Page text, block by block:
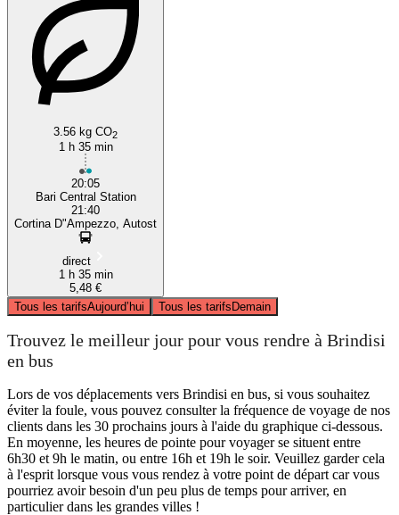
3.56 kg CO2
1 h 35 min
20:05
Bari Central Station
21:40
Cortina D"Ampezzo, Autost
direct
1 h 35 min
5,48 €
Tous les tarifsAujourd’hui Tous les tarifsDemain
Trouvez le meilleur jour pour vous rendre à Brindisi
en bus
Lors de vos déplacements vers Brindisi en bus, si vous souhaitez
éviter la foule, vous pouvez consulter la fréquence de voyage de nos
clients dans les 30 prochains jours à l'aide du graphique ci-dessous.
En moyenne, les heures de pointe pour voyager se situent entre
6h30 et 9h le matin, ou entre 16h et 19h le soir. Veuillez garder cela
à l'esprit lorsque vous vous rendez à votre point de départ car vous
pourriez avoir besoin d'un peu plus de temps pour arriver, en
particulier dans les grandes villes !